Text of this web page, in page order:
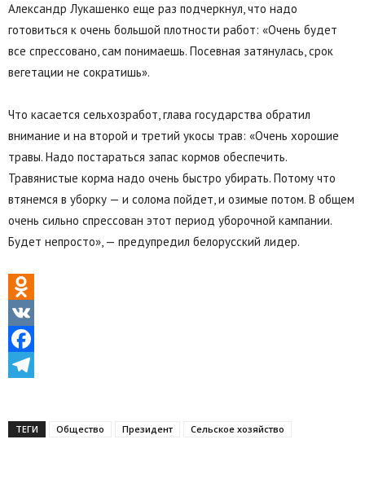
Александр Лукашенко еще раз подчеркнул, что надо
готовиться к очень большой плотности работ: «Очень будет
все спрессовано, сам понимаешь. Посевная затянулась, срок
вегетации не сократишь».
Что касается сельхозработ, глава государства обратил
внимание и на второй и третий укосы трав: «Очень хорошие
травы. Надо постараться запас кормов обеспечить.
Травянистые корма надо очень быстро убирать. Потому что
втянемся в уборку — и солома пойдет, и озимые потом. В общем
очень сильно спрессован этот период уборочной кампании.
Будет непросто», — предупредил белорусский лидер.
Odnoklassniki
VK
Facebook
ТЕГИ Общество Президент Сельское хозяйство